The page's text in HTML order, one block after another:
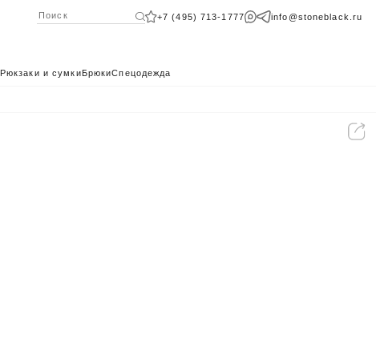
+7 (495) 713-1777 info@stoneblack.ru
Рюкзаки и сумкиБрюкиСпецодежда